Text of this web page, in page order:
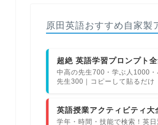
原田英語おすすめ自家製
超絶 英語学習プロンプト
中高の先生700・学ぶ人1000
先生300｜コピーして貼るだ
英語授業アクティビティ大
学年・時間・技能で検索！英